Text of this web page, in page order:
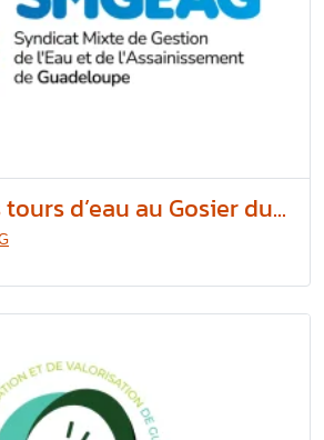
d’eau au Gosier du...